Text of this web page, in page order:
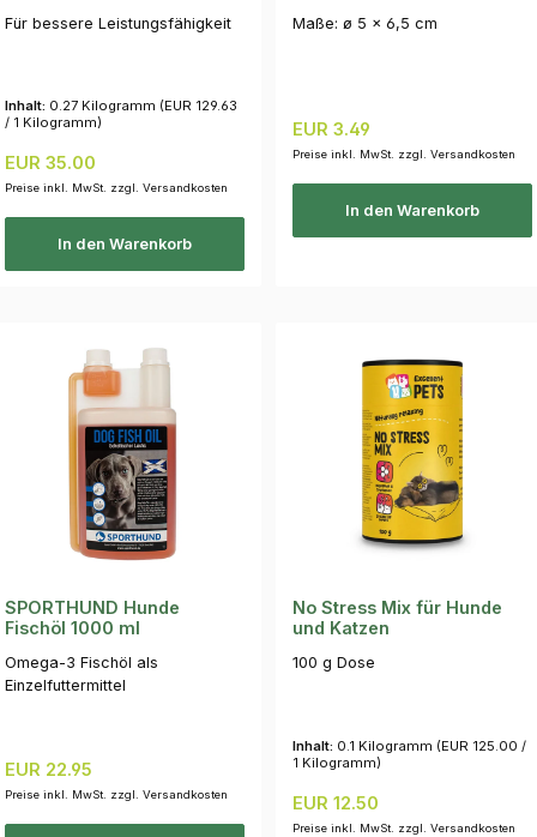
Für bessere Leistungsfähigkeit
Inhalt: 0.27 Kilogramm (EUR 129.63
/ 1 Kilogramm)
Regulärer Preis:
EUR 35.00
Preise inkl. MwSt. zzgl. Versandkosten
In den Warenkorb
Maße: ø 5 × 6,5 cm
Regulärer Preis:
EUR 3.49
Preise inkl. MwSt. zzgl. Versandkosten
In den Warenkorb
SPORTHUND Hunde
Fischöl 1000 ml
Omega-3 Fischöl als
Einzelfuttermittel
Regulärer Preis:
EUR 22.95
Preise inkl. MwSt. zzgl. Versandkosten
No Stress Mix für Hunde
und Katzen
100 g Dose
Inhalt: 0.1 Kilogramm (EUR 125.00 /
1 Kilogramm)
Regulärer Preis:
EUR 12.50
Preise inkl. MwSt. zzgl. Versandkosten